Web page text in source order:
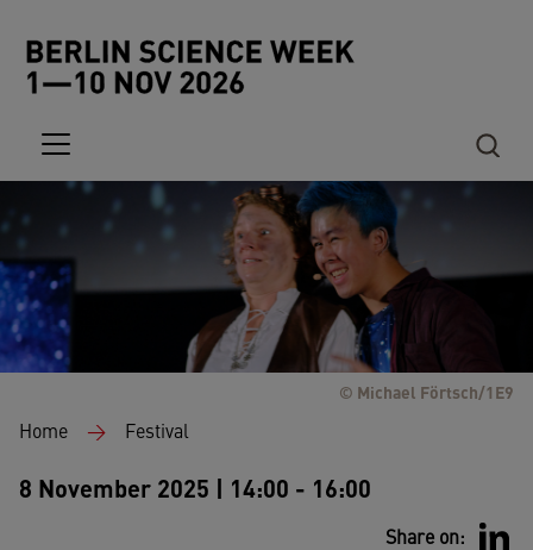
© Michael Förtsch/1E9
Breadcrumb
Home Festival
8 November 2025 | 14:00 - 16:00
Share on: